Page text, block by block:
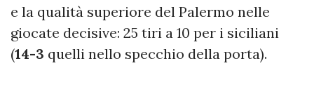
e la qualità superiore del Palermo nelle
giocate decisive: 25 tiri a 10 per i siciliani
(14-3 quelli nello specchio della porta).